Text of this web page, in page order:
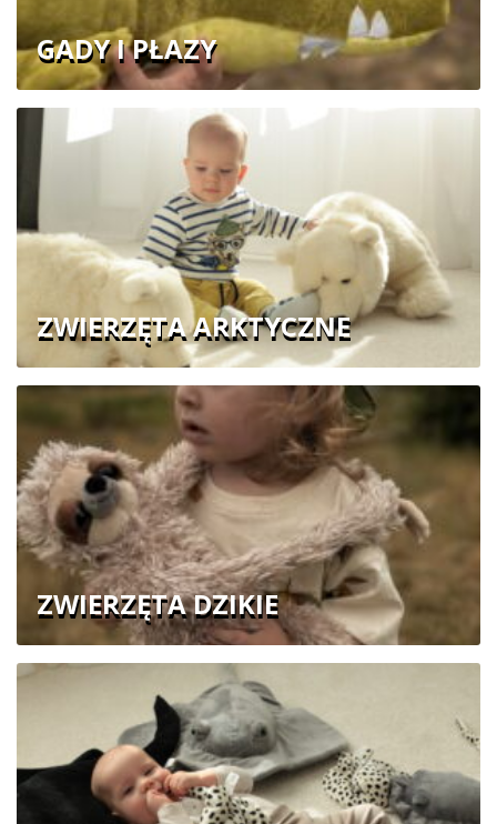
GADY I PŁAZY
ZWIERZĘTA ARKTYCZNE
ZWIERZĘTA DZIKIE